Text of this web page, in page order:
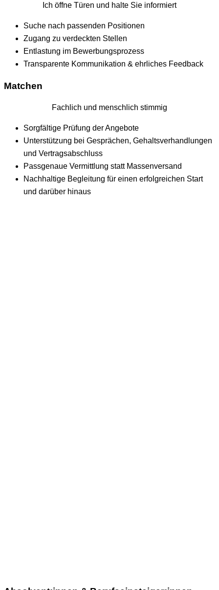
Ich öffne Türen und halte Sie informiert
Suche nach passenden Positionen
Zugang zu verdeckten Stellen
Entlastung im Bewerbungsprozess
Transparente Kommunikation & ehrliches Feedback
Matchen
Fachlich und menschlich stimmig
Sorgfältige Prüfung der Angebote
Unterstützung bei Gesprächen, Gehaltsverhandlungen
und Vertragsabschluss
Passgenaue Vermittlung statt Massenversand
Nachhaltige Begleitung für einen erfolgreichen Start
und darüber hinaus